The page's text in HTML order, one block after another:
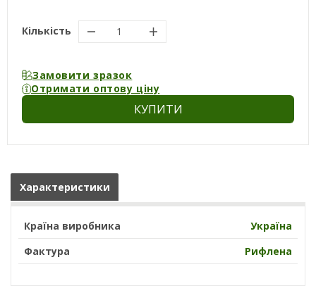
Кількість
Замовити зразок
Отримати оптову ціну
КУПИТИ
Характеристики
Країна виробника
Україна
Фактура
Рифлена